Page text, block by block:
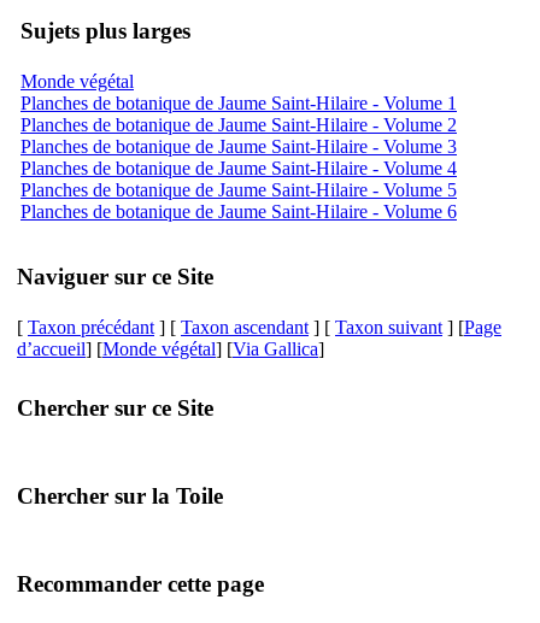
Sujets plus larges
Monde végétal
Planches de botanique de Jaume Saint-Hilaire - Volume 1
Planches de botanique de Jaume Saint-Hilaire - Volume 2
Planches de botanique de Jaume Saint-Hilaire - Volume 3
Planches de botanique de Jaume Saint-Hilaire - Volume 4
Planches de botanique de Jaume Saint-Hilaire - Volume 5
Planches de botanique de Jaume Saint-Hilaire - Volume 6
Naviguer sur ce Site
[ Taxon précédant ] [ Taxon ascendant ] [ Taxon suivant ] [Page
d’accueil] [Monde végétal] [Via Gallica]
Chercher sur ce Site
Chercher sur la Toile
Recommander cette page